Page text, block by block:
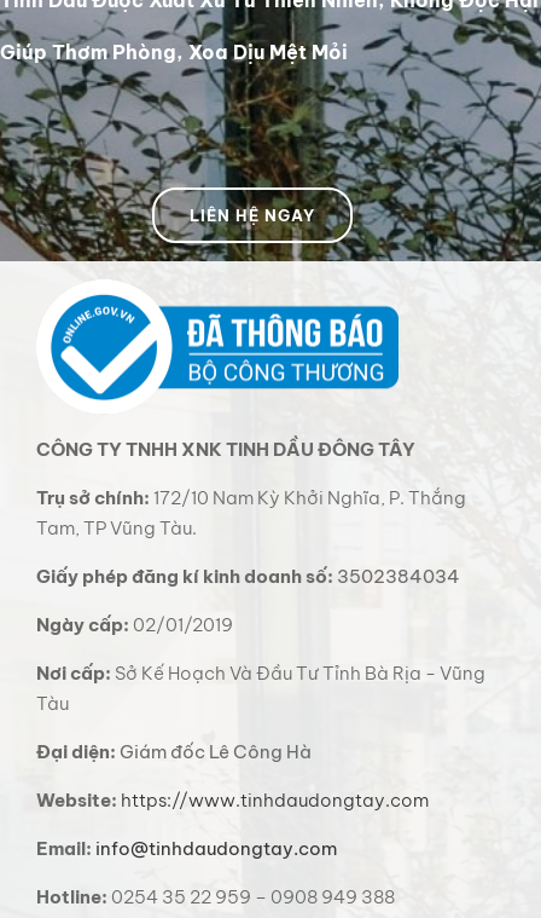
Giúp Thơm Phòng, Xoa Dịu Mệt Mỏi
LIÊN HỆ NGAY
CÔNG TY TNHH XNK TINH DẦU ĐÔNG TÂY
Trụ sở chính: 172/10 Nam Kỳ Khởi Nghĩa, P. Thắng
Tam, TP Vũng Tàu.
Giấy phép đăng kí kinh doanh số: 3502384034
Ngày cấp: 02/01/2019
Nơi cấp: Sở Kế Hoạch Và Đầu Tư Tỉnh Bà Rịa - Vũng
Tàu
Đại diện: Giám đốc Lê Công Hà
Website: https://www.tinhdaudongtay.com
Email: info@tinhdaudongtay.com
Hotline: 0254 35 22 959 – 0908 949 388